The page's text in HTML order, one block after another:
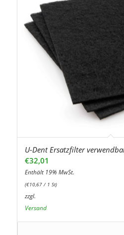
U-Dent Ersatzfilter
€32,01
Enthält 19% MwSt.
(€10,67/ 1 St)
zzgl.
Versand